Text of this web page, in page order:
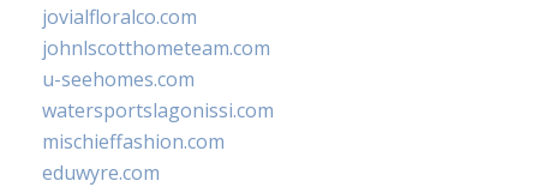
jovialfloralco.com
johnlscotthometeam.com
u-seehomes.com
watersportslagonissi.com
mischieffashion.com
eduwyre.com